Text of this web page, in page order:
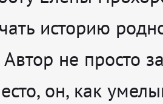
историю
не просто
он, как